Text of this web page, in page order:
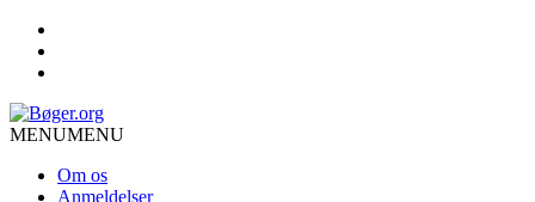
MENUMENU
Om os
Anmeldelser